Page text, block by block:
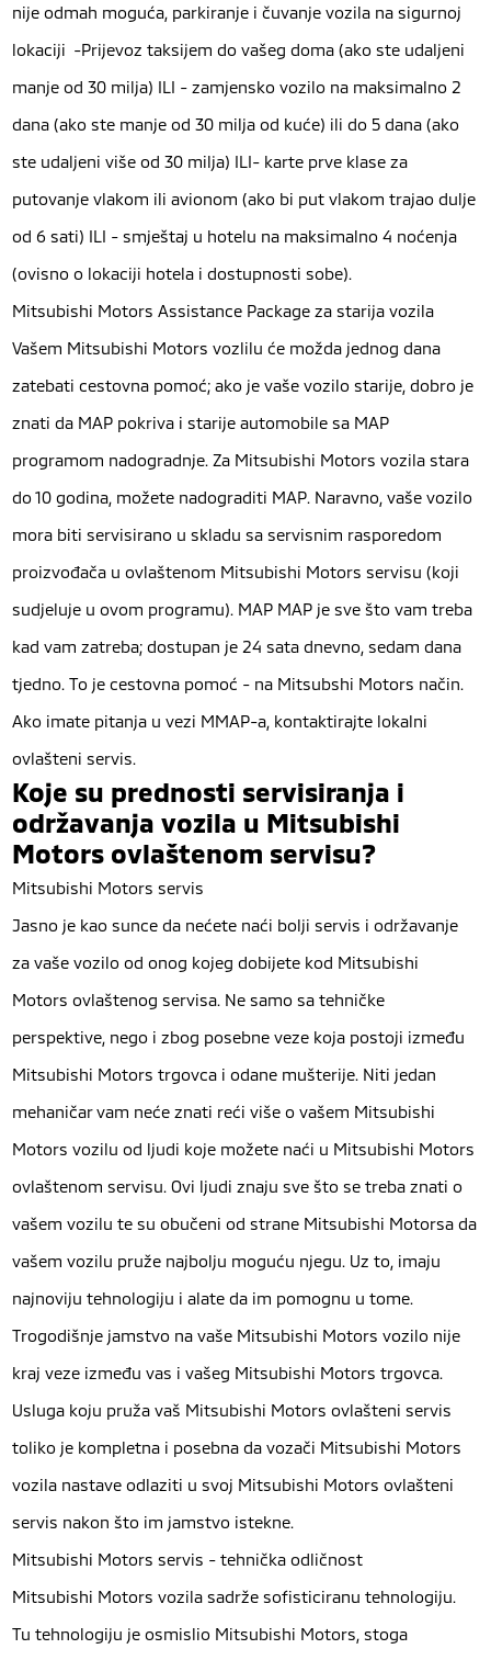
nije odmah moguća, parkiranje i čuvanje vozila na sigurnoj
lokaciji -Prijevoz taksijem do vašeg doma (ako ste udaljeni
manje od 30 milja) ILI - zamjensko vozilo na maksimalno 2
dana (ako ste manje od 30 milja od kuće) ili do 5 dana (ako
ste udaljeni više od 30 milja) ILI- karte prve klase za
putovanje vlakom ili avionom (ako bi put vlakom trajao dulje
od 6 sati) ILI - smještaj u hotelu na maksimalno 4 noćenja
(ovisno o lokaciji hotela i dostupnosti sobe).
Mitsubishi Motors Assistance Package za starija vozila
Vašem Mitsubishi Motors vozlilu će možda jednog dana
zatebati cestovna pomoć; ako je vaše vozilo starije, dobro je
znati da MAP pokriva i starije automobile sa MAP
programom nadogradnje. Za Mitsubishi Motors vozila stara
do 10 godina, možete nadograditi MAP. Naravno, vaše vozilo
mora biti servisirano u skladu sa servisnim rasporedom
proizvođača u ovlaštenom Mitsubishi Motors servisu (koji
sudjeluje u ovom programu). MAP MAP je sve što vam treba
kad vam zatreba; dostupan je 24 sata dnevno, sedam dana
tjedno. To je cestovna pomoć - na Mitsubshi Motors način.
Ako imate pitanja u vezi MMAP-a, kontaktirajte lokalni
ovlašteni servis.
Koje su prednosti servisiranja i
održavanja vozila u Mitsubishi
Motors ovlaštenom servisu?
Mitsubishi Motors servis
Jasno je kao sunce da nećete naći bolji servis i održavanje
za vaše vozilo od onog kojeg dobijete kod Mitsubishi
Motors ovlaštenog servisa. Ne samo sa tehničke
perspektive, nego i zbog posebne veze koja postoji između
Mitsubishi Motors trgovca i odane mušterije. Niti jedan
mehaničar vam neće znati reći više o vašem Mitsubishi
Motors vozilu od ljudi koje možete naći u Mitsubishi Motors
ovlaštenom servisu. Ovi ljudi znaju sve što se treba znati o
vašem vozilu te su obučeni od strane Mitsubishi Motorsa da
vašem vozilu pruže najbolju moguću njegu. Uz to, imaju
najnoviju tehnologiju i alate da im pomognu u tome.
Trogodišnje jamstvo na vaše Mitsubishi Motors vozilo nije
kraj veze između vas i vašeg Mitsubishi Motors trgovca.
Usluga koju pruža vaš Mitsubishi Motors ovlašteni servis
toliko je kompletna i posebna da vozači Mitsubishi Motors
vozila nastave odlaziti u svoj Mitsubishi Motors ovlašteni
servis nakon što im jamstvo istekne.
Mitsubishi Motors servis - tehnička odličnost
Mitsubishi Motors vozila sadrže sofisticiranu tehnologiju.
Tu tehnologiju je osmislio Mitsubishi Motors, stoga